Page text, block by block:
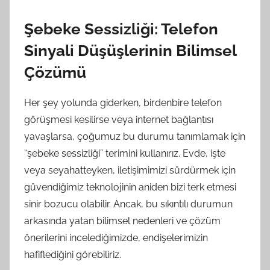
Şebeke Sessizliği: Telefon
Sinyali Düşüşlerinin Bilimsel
Çözümü
Her şey yolunda giderken, birdenbire telefon
görüşmesi kesilirse veya internet bağlantısı
yavaşlarsa, çoğumuz bu durumu tanımlamak için
“şebeke sessizliği” terimini kullanırız. Evde, işte
veya seyahatteyken, iletişimimizi sürdürmek için
güvendiğimiz teknolojinin aniden bizi terk etmesi
sinir bozucu olabilir. Ancak, bu sıkıntılı durumun
arkasında yatan bilimsel nedenleri ve çözüm
önerilerini incelediğimizde, endişelerimizin
hafiflediğini görebiliriz.